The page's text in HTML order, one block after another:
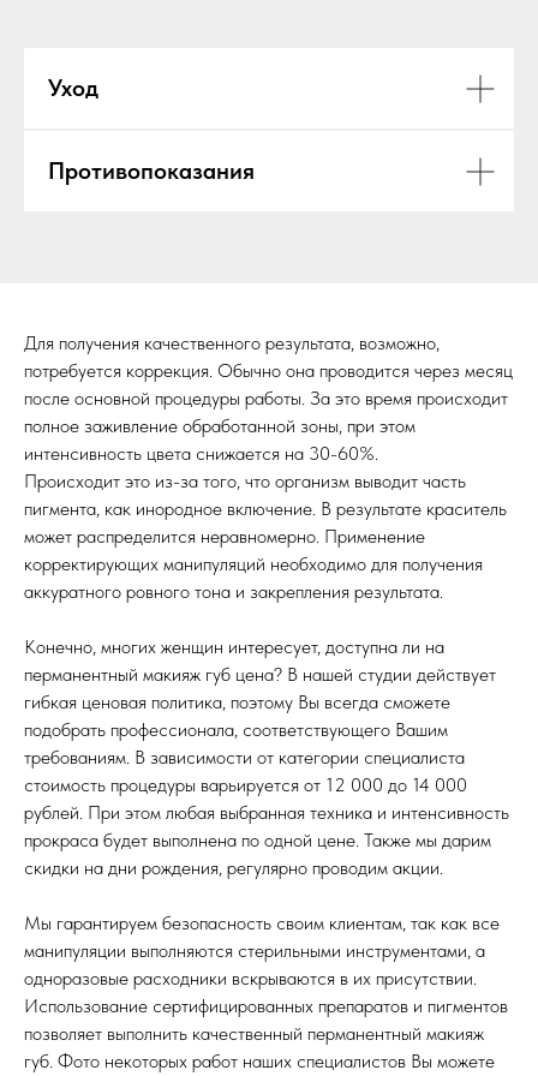
Уход
Противопоказания
Для получения качественного результата, возможно,
потребуется коррекция. Обычно она проводится через месяц
после основной процедуры работы. За это время происходит
полное заживление обработанной зоны, при этом
интенсивность цвета снижается на 30-60%.
Происходит это из-за того, что организм выводит часть
пигмента, как инородное включение. В результате краситель
может распределится неравномерно. Применение
корректирующих манипуляций необходимо для получения
аккуратного ровного тона и закрепления результата.
Конечно, многих женщин интересует, доступна ли на
перманентный макияж губ цена? В нашей студии действует
гибкая ценовая политика, поэтому Вы всегда сможете
подобрать профессионала, соответствующего Вашим
требованиям. В зависимости от категории специалиста
стоимость процедуры варьируется от 12 000 до 14 000
рублей. При этом любая выбранная техника и интенсивность
прокраса будет выполнена по одной цене. Также мы дарим
скидки на дни рождения, регулярно проводим акции.
Мы гарантируем безопасность своим клиентам, так как все
манипуляции выполняются стерильными инструментами, а
одноразовые расходники вскрываются в их присутствии.
Использование сертифицированных препаратов и пигментов
позволяет выполнить качественный перманентный макияж
губ. Фото некоторых работ наших специалистов Вы можете